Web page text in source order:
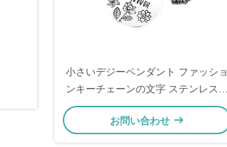
小さいデジーペンダント ファッショ
ンキーチェーンの文字 ステンレス鋼
のキーチェーンの友達に
お問い合わせ